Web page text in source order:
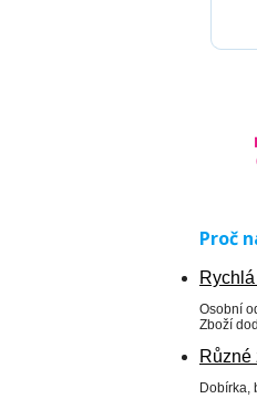
Proč
Osobní
Zboží
Různé
Dobírka,